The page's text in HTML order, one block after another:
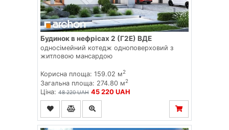
Будинок в нефрісах 2 (Г2Е) ВДЕ
односімейний котедж одноповерховий з
житловою мансардою
Корисна площа: 159.02 м2
Загальна площа: 274.80 м2
Ціна: 48 220 UAH 45 220 UAH